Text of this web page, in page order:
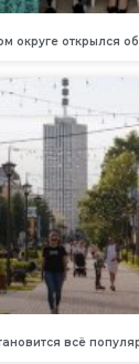
округе открылся
всё